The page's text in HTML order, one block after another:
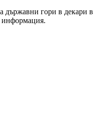
държавни гори в декари в
информация.